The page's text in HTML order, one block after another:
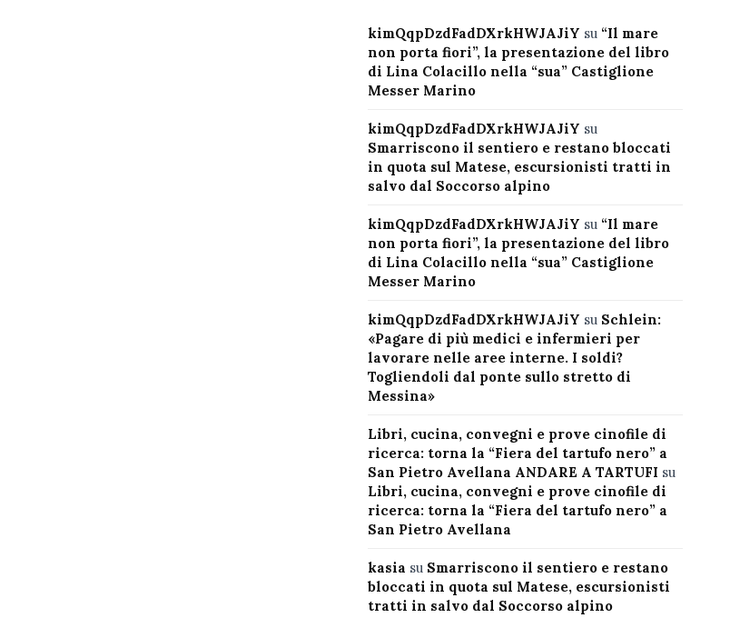
kimQqpDzdFadDXrkHWJAJiY su “Il mare
non porta fiori”, la presentazione del libro
di Lina Colacillo nella “sua” Castiglione
Messer Marino
kimQqpDzdFadDXrkHWJAJiY su
Smarriscono il sentiero e restano bloccati
in quota sul Matese, escursionisti tratti in
salvo dal Soccorso alpino
kimQqpDzdFadDXrkHWJAJiY su “Il mare
non porta fiori”, la presentazione del libro
di Lina Colacillo nella “sua” Castiglione
Messer Marino
kimQqpDzdFadDXrkHWJAJiY su Schlein:
«Pagare di più medici e infermieri per
lavorare nelle aree interne. I soldi?
Togliendoli dal ponte sullo stretto di
Messina»
Libri, cucina, convegni e prove cinofile di
ricerca: torna la “Fiera del tartufo nero” a
San Pietro Avellana ANDARE A TARTUFI su
Libri, cucina, convegni e prove cinofile di
ricerca: torna la “Fiera del tartufo nero” a
San Pietro Avellana
kasia su Smarriscono il sentiero e restano
bloccati in quota sul Matese, escursionisti
tratti in salvo dal Soccorso alpino